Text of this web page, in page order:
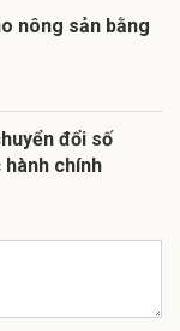
nông sản bằng
đổi số
chính